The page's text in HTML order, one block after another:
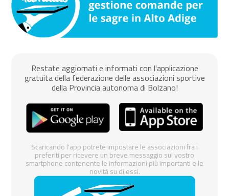
Restate aggiornati e informati con l'applicazione
gratuita della federazione delle associazioni sportive
della Provincia autonoma di Bolzano!
Scaricando l'app potrete impostare le associazioni fra i
preferiti per ricevere un breve messaggio sul vostro
smartphone contenente le informazioni più importanti e le
novità su di essi.